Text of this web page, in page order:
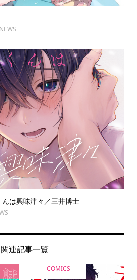
NEWS
んは興味津々／三井博士
関連記事一覧
COMICS